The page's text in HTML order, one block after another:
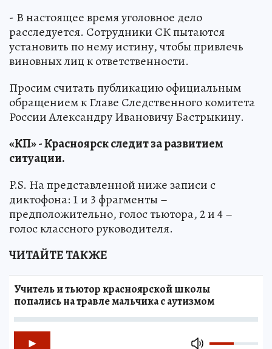
- В настоящее время уголовное дело
расследуется. Сотрудники СК пытаются
установить по нему истину, чтобы привлечь
виновных лиц к ответственности.
Просим считать публикацию официальным
обращением к Главе Следственного комитета
России Александру Ивановичу Бастрыкину.
«КП» - Красноярск следит за развитием
ситуации.
P.S. На представленной ниже записи с
диктофона: 1 и 3 фрагменты –
предположительно, голос тьютора, 2 и 4 –
голос классного руководителя.
ЧИТАЙТЕ ТАКЖЕ
Учитель и тьютор красноярской школы
попались на травле мальчика с аутизмом